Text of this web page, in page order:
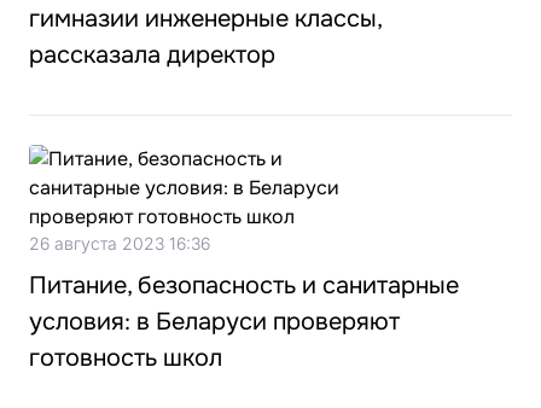
гимназии инженерные классы,
рассказала директор
26 августа 2023 16:36
Питание, безопасность и санитарные
условия: в Беларуси проверяют
готовность школ